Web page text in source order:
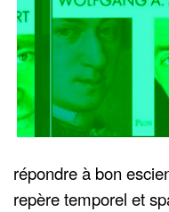
répondre à bon
repère temporel et